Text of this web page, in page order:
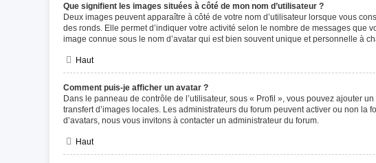
Que signifient les images situées à côté de mon nom d’utilisateur ?
Deux images peuvent apparaître à côté de votre nom d’utilisateur lorsque vous
des ronds. Elle permet d’indiquer votre activité selon le nombre de messages que
image connue sous le nom d’avatar qui est bien souvent unique et personnelle à
Haut
Comment puis-je afficher un avatar ?
Dans le panneau de contrôle de l’utilisateur, sous « Profil », vous pouvez ajouter
transfert d’images locales. Les administrateurs du forum peuvent activer ou non
d’avatars, nous vous invitons à contacter un administrateur du forum.
Haut